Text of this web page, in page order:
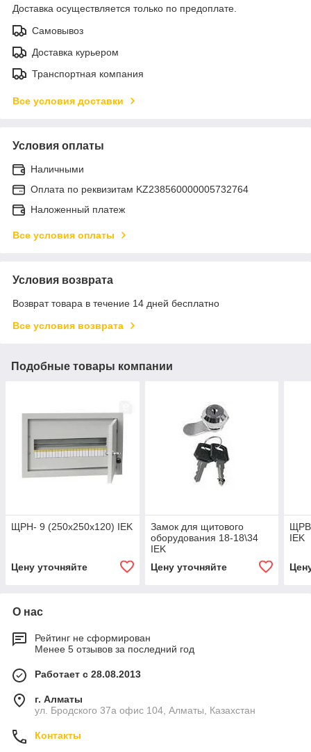
Доставка осуществляется только по предоплате.
Самовывоз
Доставка курьером
Транспортная компания
Все условия доставки
Условия оплаты
Наличными
Оплата по реквизитам KZ238560000005732764
Наложенный платеж
Все условия оплаты
Условия возврата
Возврат товара в течение 14 дней бесплатно
Все условия возврата
Подобные товары компании
ЩРН- 9 (250x250x120) IEK
Цену уточняйте
Замок для щитового
оборудования 18-18\34
IEK
Цену уточняйте
IEK
О нас
Рейтинг не сформирован
Менее 5 отзывов за последний год
Работает с 28.08.2013
г. Алматы
ул. Бродского 37а офис 104, Алматы, Казахстан
Контакты